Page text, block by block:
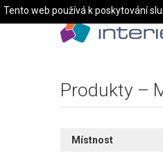
Produkty –
Místnost
Tento web používá k poskytování